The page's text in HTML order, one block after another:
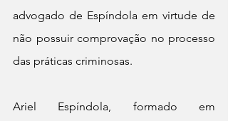
advogado de Espíndola em virtude de
não possuir comprovação no processo
das práticas criminosas.
Ariel Espíndola, formado em